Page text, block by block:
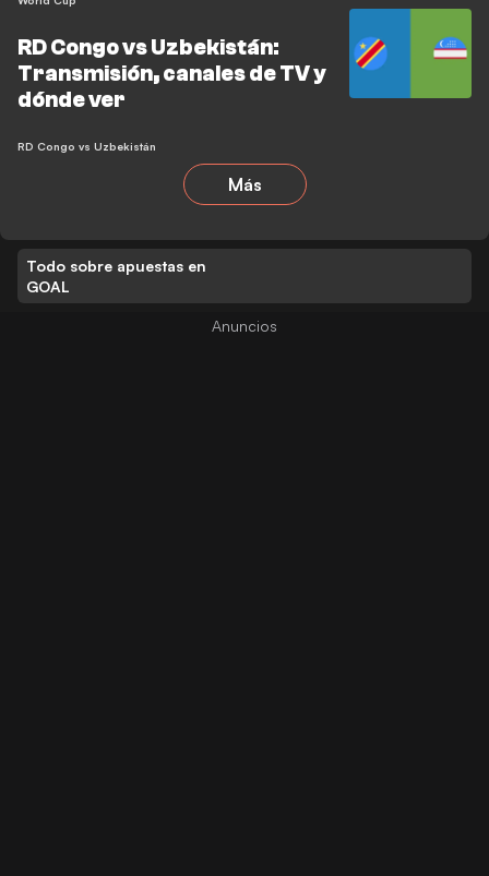
RD Congo vs Uzbekistán:
Transmisión, canales de TV y
dónde ver
RD Congo vs Uzbekistán
Más
Todo sobre apuestas en
GOAL